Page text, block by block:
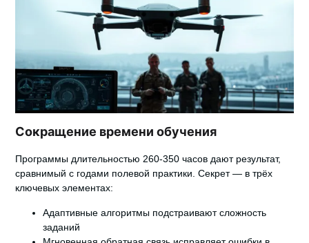
Сокращение времени обучения
Программы длительностью 260-350 часов дают результат,
сравнимый с годами полевой практики. Секрет — в трёх
ключевых элементах:
Адаптивные алгоритмы подстраивают сложность
заданий